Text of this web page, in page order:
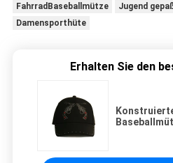
FahrradBaseballmütze
Jugend
Damensporthüte
Erhalten Sie den